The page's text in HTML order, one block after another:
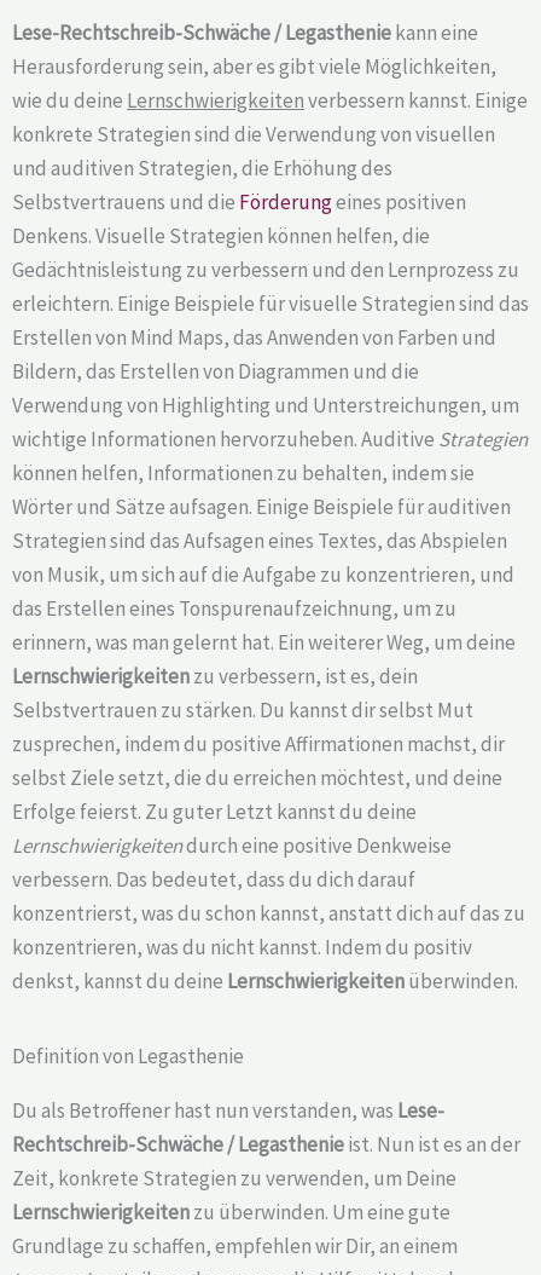
Lese-Rechtschreib-Schwäche / Legastheniekann eine
Herausforderung sein, aber es gibt viele Möglichkeiten,
wie du deine Lernschwierigkeitenverbessern kannst. Einige
konkrete Strategien sind die Verwendung von visuellen
und auditiven Strategien, die Erhöhung des
Selbstvertrauens und die Förderungeines positiven
Denkens. Visuelle Strategien können helfen, die
Gedächtnisleistung zu verbessern und den Lernprozess zu
erleichtern. Einige Beispiele für visuelle Strategien sind das
Erstellen von Mind Maps, das Anwenden von Farben und
Bildern, das Erstellen von Diagrammen und die
Verwendung von Highlighting und Unterstreichungen, um
wichtige Informationen hervorzuheben. Auditive Strategien
können helfen, Informationen zu behalten, indem sie
Wörter und Sätze aufsagen. Einige Beispiele für auditiven
Strategien sind das Aufsagen eines Textes, das Abspielen
von Musik, um sich auf die Aufgabe zu konzentrieren, und
das Erstellen eines Tonspurenaufzeichnung, um zu
erinnern, was man gelernt hat. Ein weiterer Weg, um deine
Lernschwierigkeitenzu verbessern, ist es, dein
Selbstvertrauen zu stärken. Du kannst dir selbst Mut
zusprechen, indem du positive Affirmationen machst, dir
selbst Ziele setzt, die du erreichen möchtest, und deine
Erfolge feierst. Zu guter Letzt kannst du deine
Lernschwierigkeitendurch eine positive Denkweise
verbessern. Das bedeutet, dass du dich darauf
konzentrierst, was du schon kannst, anstatt dich auf das zu
konzentrieren, was du nicht kannst. Indem du positiv
denkst, kannst du deine Lernschwierigkeitenüberwinden.
Definition von Legasthenie
Du als Betroffener hast nun verstanden, was Lese-
Rechtschreib-Schwäche /Legasthenieist. Nun ist es an der
Zeit, konkrete Strategien zu verwenden, um Deine
Lernschwierigkeitenzu überwinden. Um eine gute
Grundlage zu schaffen, empfehlen wir Dir, an einem